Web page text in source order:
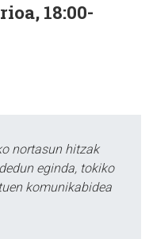
18:00-
nortasun hitzak
eginda, tokiko
komunikabidea